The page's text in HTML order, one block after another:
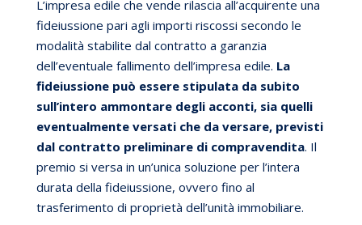
L’impresa edile che vende rilascia all’acquirente una
fideiussione pari agli importi riscossi secondo le
modalità stabilite dal contratto a garanzia
dell’eventuale fallimento dell’impresa edile. La
fideiussione può essere stipulata da subito
sull’intero ammontare degli acconti, sia quelli
eventualmente versati che da versare, previsti
dal contratto preliminare di compravendita. Il
premio si versa in un’unica soluzione per l’intera
durata della fideiussione, ovvero fino al
trasferimento di proprietà dell’unità immobiliare.